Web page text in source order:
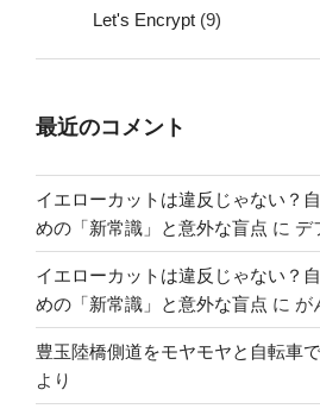
Let's Encrypt (9)
最近のコメント
イエローカットは違反じゃない？
めの「新常識」と意外な盲点 に デ
イエローカットは違反じゃない？
めの「新常識」と意外な盲点 に が
豊玉陸橋側道をモヤモヤと自転車
より